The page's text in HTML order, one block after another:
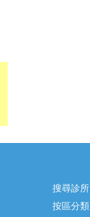
搜尋診所
按區分類